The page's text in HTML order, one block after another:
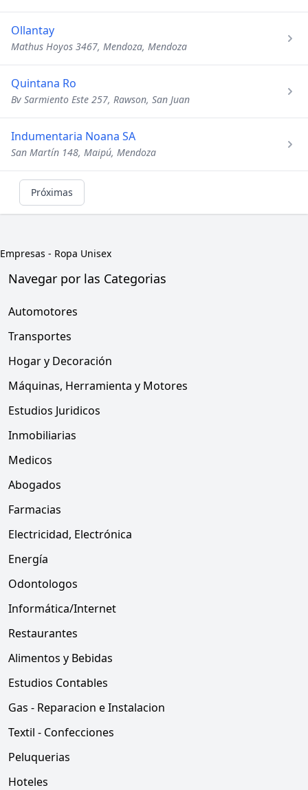
Ollantay
Mathus Hoyos 3467, Mendoza, Mendoza
Quintana Ro
Bv Sarmiento Este 257, Rawson, San Juan
Indumentaria Noana SA
San Martín 148, Maipú, Mendoza
Próximas
Empresas - Ropa Unisex
Navegar por las Categorias
Automotores
Transportes
Hogar y Decoración
Máquinas, Herramienta y Motores
Estudios Juridicos
Inmobiliarias
Medicos
Abogados
Farmacias
Electricidad, Electrónica
Energía
Odontologos
Informática/Internet
Restaurantes
Alimentos y Bebidas
Estudios Contables
Gas - Reparacion e Instalacion
Textil - Confecciones
Peluquerias
Hoteles